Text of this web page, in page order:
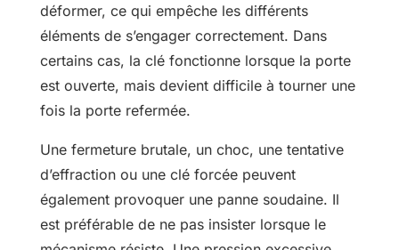
déformer, ce qui empêche les différents
éléments de s’engager correctement. Dans
certains cas, la clé fonctionne lorsque la porte
est ouverte, mais devient difficile à tourner une
fois la porte refermée.
Une fermeture brutale, un choc, une tentative
d’effraction ou une clé forcée peuvent
également provoquer une panne soudaine. Il
est préférable de ne pas insister lorsque le